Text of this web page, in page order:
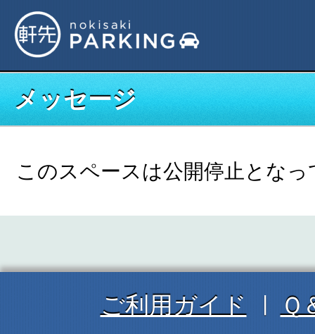
メッセージ
このスペースは公開停止とな
ご利用ガイド Ｑ